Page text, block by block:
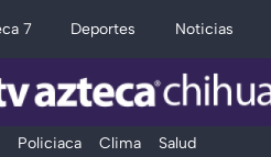
7 Deportes Noticias
Policiaca Clima Salud